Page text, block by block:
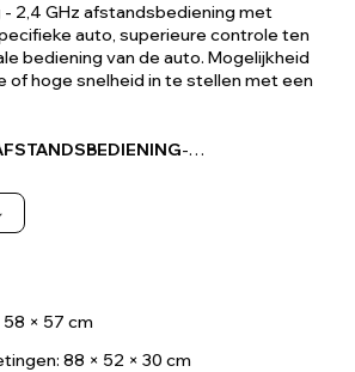
- 2,4 GHz afstandsbediening met
auto, superieure controle ten
bediening van de auto. Mogelijkheid
of hoge snelheid in te stellen met een
-…
× 57 cm
88 × 52 × 30 cm